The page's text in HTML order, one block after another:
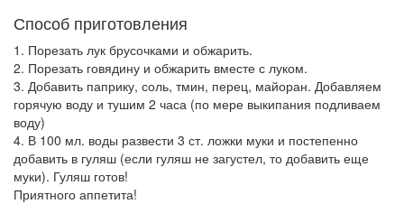
Способ приготовления
1. Порезать лук брусочками и обжарить.
2. Порезать говядину и обжарить вместе с луком.
3. Добавить паприку, соль, тмин, перец, майоран. Добавляем
горячую воду и тушим 2 часа (по мере выкипания подливаем
воду)
4. В 100 мл. воды развести 3 ст. ложки муки и постепенно
добавить в гуляш (если гуляш не загустел, то добавить еще
муки). Гуляш готов!
Приятного аппетита!